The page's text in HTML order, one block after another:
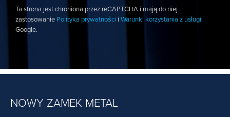
Ta strona jest chroniona przez reCAPTCHA i mają do niej
zastosowanie Polityka prywatności i Warunki korzystania z usługi
Google.
NOWY ZAMEK METAL